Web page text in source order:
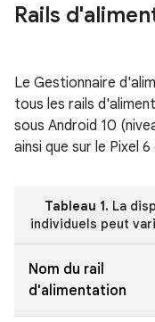
Rails
Le Gestionnaire
tous les rails
sous Android 10
ainsi que sur le Pixel
Tableau 1. La
individuels peut
Nom du rail
d'alimentation